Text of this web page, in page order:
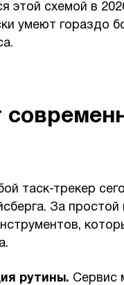
этой схемой в
умеют гораздо
таск-трекер
За простой
рутины. Сервис